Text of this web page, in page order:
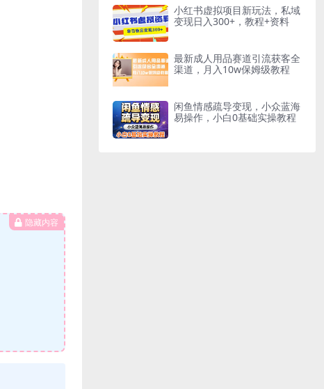
隐藏内容
小红书虚拟项目新玩法，私域
变现日入300+，教程+资料
最新成人用品赛道引流获客全
渠道，月入10w保姆级教程
闲鱼情感疏导变现，小众蓝海
易操作，小白0基础实操教程